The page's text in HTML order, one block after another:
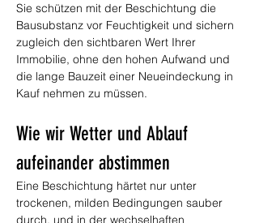
Sie schützen mit der Beschichtung die
Bausubstanz vor Feuchtigkeit und sichern
zugleich den sichtbaren Wert Ihrer
Immobilie, ohne den hohen Aufwand und
die lange Bauzeit einer Neueindeckung in
Kauf nehmen zu müssen.
Wie wir Wetter und Ablauf
aufeinander abstimmen
Eine Beschichtung härtet nur unter
trockenen, milden Bedingungen sauber
durch, und in der wechselhaften